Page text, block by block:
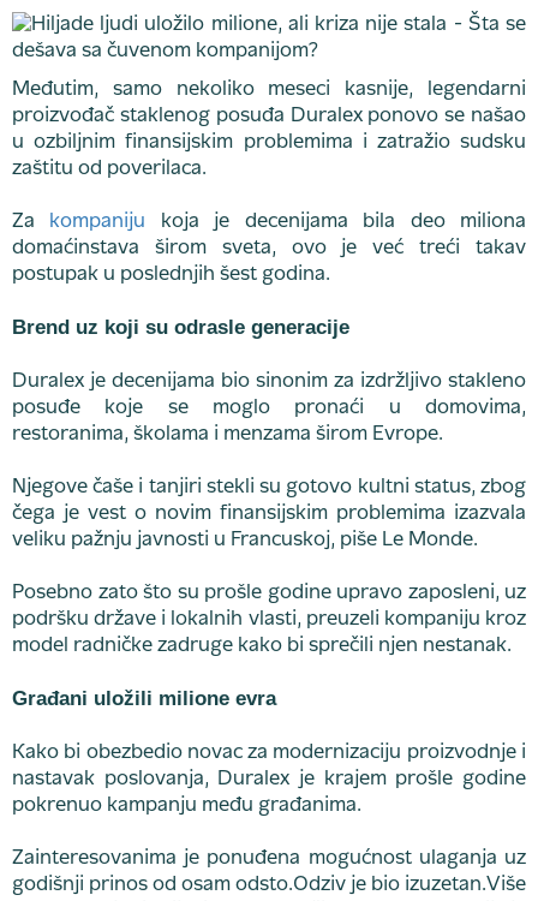
Međutim, samo nekoliko meseci kasnije, legendarni
proizvođač staklenog posuđa Duralex ponovo se našao
u ozbiljnim finansijskim problemima i zatražio sudsku
zaštitu od poverilaca.
Za kompaniju
koja je decenijama bila deo miliona
domaćinstava širom sveta, ovo je već treći takav
postupak u poslednjih šest godina.
Brend uz koji su odrasle generacije
Duralex je decenijama bio sinonim za izdržljivo stakleno
posuđe koje se moglo pronaći u domovima,
restoranima, školama i menzama širom Evrope.
Njegove čaše i tanjiri stekli su gotovo kultni status, zbog
čega je vest o novim finansijskim problemima izazvala
veliku pažnju javnosti u Francuskoj, piše Le Monde.
Posebno zato što su prošle godine upravo zaposleni, uz
podršku države i lokalnih vlasti, preuzeli kompaniju kroz
model radničke zadruge kako bi sprečili njen nestanak.
Građani uložili milione evra
Kako bi obezbedio novac za modernizaciju proizvodnje i
nastavak poslovanja, Duralex je krajem prošle godine
pokrenuo kampanju među građanima.
Zainteresovanima je ponuđena mogućnost ulaganja uz
godišnji prinos od osam odsto.Odziv je bio izuzetan.Više